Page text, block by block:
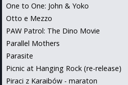
One to One: John & Yoko
Otto e Mezzo
PAW Patrol: The Dino Movie
Parallel Mothers
Parasite
Picnic at Hanging Rock (re-release)
Piraci z Karaibów - maraton